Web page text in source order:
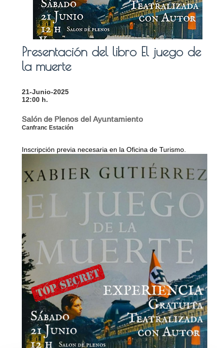
Presentación del libro El juego de
la muerte
21-Junio-2025
12:00 h.
Salón de Plenos del Ayuntamiento
Canfranc Estación
Inscripción previa necesaria en la Oficina de Turismo.